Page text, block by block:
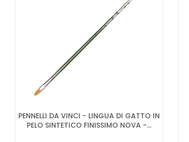
PENNELLI DA VINCI - LINGUA DI GATTO IN
PELO SINTETICO FINISSIMO NOVA -...